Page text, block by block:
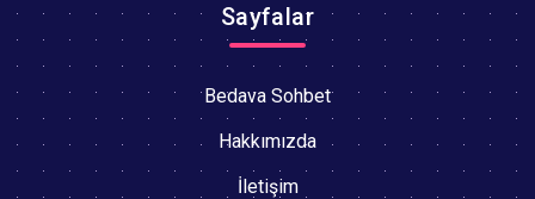
Sayfalar
Bedava Sohbet
Hakkımızda
İletişim